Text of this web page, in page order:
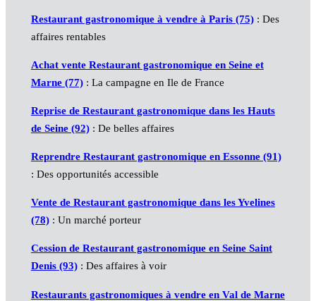
Restaurant gastronomique à vendre à Paris (75): Des
affaires rentables
Achat vente Restaurant gastronomique en Seine et
Marne (77): La campagne en Ile de France
Reprise de Restaurant gastronomique dans les Hauts
de Seine (92): De belles affaires
Reprendre Restaurant gastronomique en Essonne (91)
: Des opportunités accessible
Vente de Restaurant gastronomique dans les Yvelines
(78): Un marché porteur
Cession de Restaurant gastronomique en Seine Saint
Denis (93): Des affaires à voir
Restaurants gastronomiques à vendre en Val de Marne